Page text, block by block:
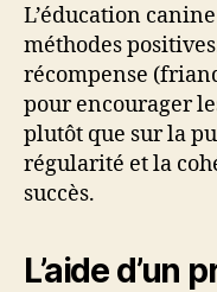
L’éducation
méthodes
récompense
pour encourager
plutôt que sur la
régularité et la
succès.
L’aide d’un